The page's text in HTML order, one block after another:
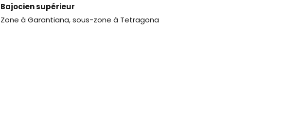
Bajocien supérieur
Zone à Garantiana, sous-zone à Tetragona